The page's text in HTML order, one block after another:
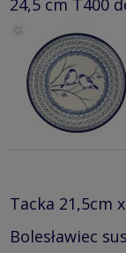
Tacka 21,5cm
Bolesławiec